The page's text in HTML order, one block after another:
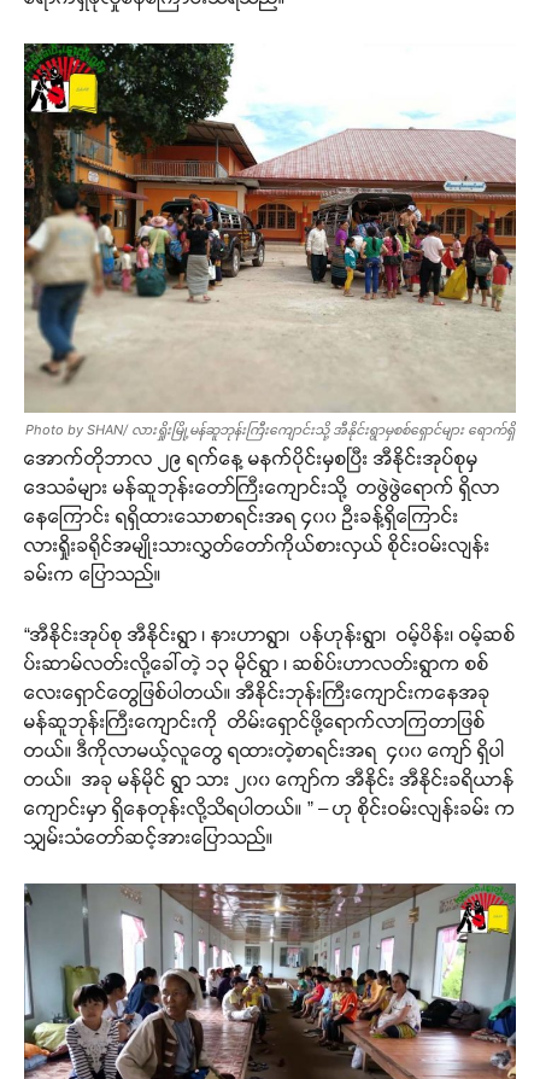
Photo by SHAN/ လားရှိုးမြို့မန်ဆူဘုန်းကြီးကျောင်းသို့ အီနိုင်းရွာမှစစ်ရှောင်များ ရောက်ရှိ
အောက်တိုဘာလ ၂၉ ရက်နေ့ မနက်ပိုင်းမှစပြီး အီနိုင်းအုပ်စုမှ
ဒေသခံများ မန်ဆူဘုန်းတော်ကြီးကျောင်းသို့ တဖွဲဖွဲရောက် ရှိလာ
နေကြောင်း ရရှိထားသောစာရင်းအရ ၄၀၀ ဦးခန့်ရှိကြောင်း
လားရှိုးခရိုင်အမျိုးသားလွှတ်တော်ကိုယ်စားလှယ် စိုင်းဝမ်းလျန်း
ခမ်းက ပြောသည်။
“အီနိုင်းအုပ်စု အီနိုင်းရွာ ၊ နားဟာရွာ၊ ပန်ဟုန်းရွာ၊ ဝမ့်ပိန်း၊ ဝမ့်ဆစ်
ပ်းဆာမ်လတ်းလို့ခေါ်တဲ့ ၁၃ မိုင်ရွာ ၊ ဆစ်ပ်းဟာလတ်းရွာက စစ်
လေးရှောင်တွေဖြစ်ပါတယ်။ အီနိုင်းဘုန်းကြီးကျောင်းကနေအခု
မန်ဆူဘုန်းကြီးကျောင်းကို တိမ်းရှောင်ဖို့ရောက်လာကြတာဖြစ်
တယ်။ ဒီကိုလာမယ့်လူတွေ ရထားတဲ့စာရင်းအရ ၄၀၀ ကျော် ရှိပါ
တယ်။ အခု မန်မိုင် ရွာ သား ၂၀၀ ကျော်က အီနိုင်း အီနိုင်းခရိယာန်
ကျောင်းမှာ ရှိနေတုန်းလို့သိရပါတယ်။ ” – ဟု စိုင်းဝမ်းလျန်းခမ်း က
သျှမ်းသံတော်ဆင့်အားပြောသည်။